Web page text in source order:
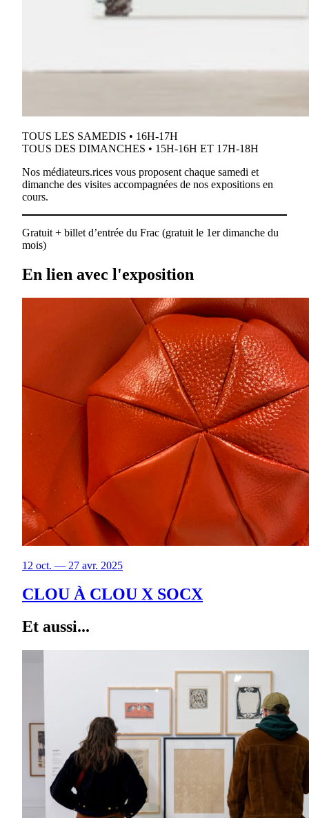
TOUS LES SAMEDIS • 16H-17H
TOUS DES DIMANCHES • 15H-16H ET 17H-18H
Nos médiateurs.rices vous proposent chaque samedi et
dimanche des visites accompagnées de nos expositions en
cours.
Gratuit + billet d’entrée du Frac (gratuit le 1er dimanche du
mois)
En lien avec l'exposition
12 oct. — 27 avr. 2025
CLOU À CLOU X SOCX
Et aussi...